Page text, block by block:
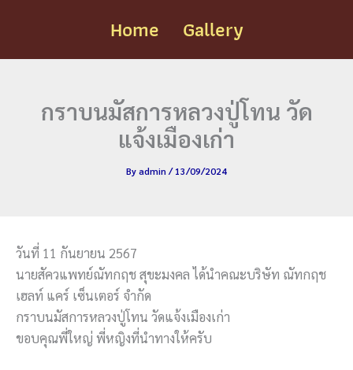
Home Gallery
กราบนมัสการหลวงปู่โทน วัด
แจ้งเมืองเก่า
Byadmin /13/09/2024
วันที่ 11 กันยายน 2567
นายสัควแพทย์ณัทกฤช สุขะมงคล ได้นำคณะบริษัท ณัทกฤช
เฮลท์ แคร์ เซ็นเตอร์ จำกัด
กราบนมัสการหลวงปู่โทน วัดแจ้งเมืองเก่า
ขอบคุณพี่ใหญ่ พี่หญิงที่นำทางให้ครับ